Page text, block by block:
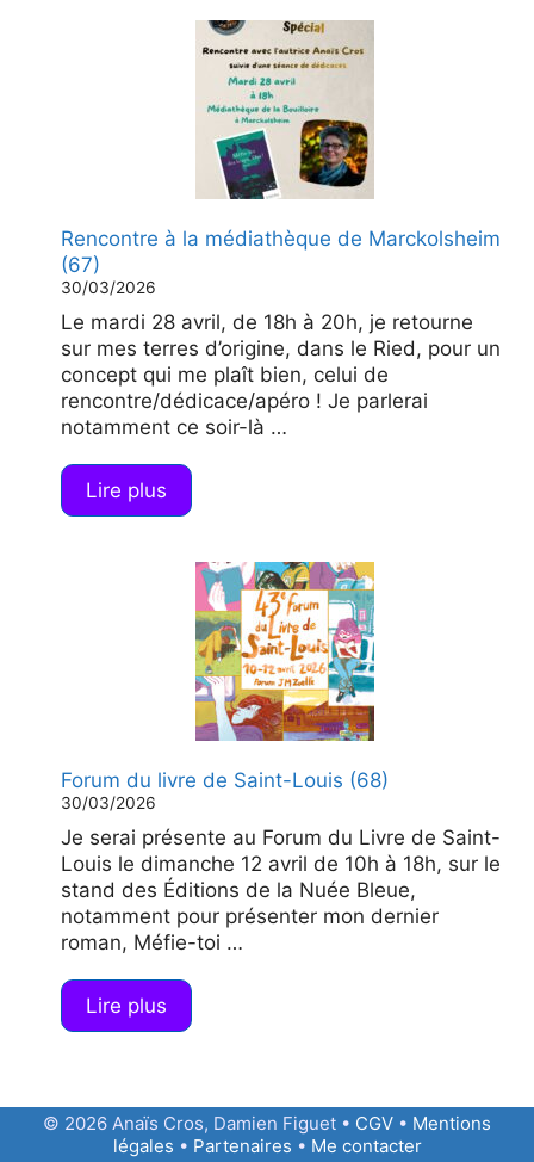
Rencontre à la médiathèque de Marckolsheim
(67)
30/03/2026
Le mardi 28 avril, de 18h à 20h, je retourne
sur mes terres d’origine, dans le Ried, pour un
concept qui me plaît bien, celui de
rencontre/dédicace/apéro ! Je parlerai
notamment ce soir-là …
Lire plus
Forum du livre de Saint-Louis (68)
30/03/2026
Je serai présente au Forum du Livre de Saint-
Louis le dimanche 12 avril de 10h à 18h, sur le
stand des Éditions de la Nuée Bleue,
notamment pour présenter mon dernier
roman, Méfie-toi …
Lire plus
© 2026 Anaïs Cros, Damien Figuet • CGV • Mentions
légales • Partenaires • Me contacter
0 Produit -0,00€ Paiement